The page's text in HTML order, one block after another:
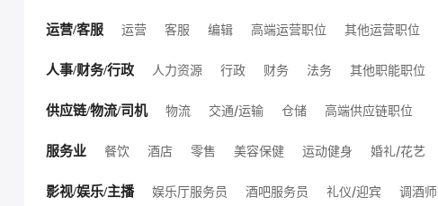
外贸销售
课程销售 医疗销售 其他销售职位
运营/客服 运营 客服 编辑 高端运营职位 其他运营职位
人事/财务/行政 人力资源 行政 财务 法务 其他职能职位
供应链/物流/司机 物流 交通/运输 仓储
高端供应链职位
服务业 餐饮 酒店 零售 美容保健 运动健身
婚礼/花艺
影视/娱乐/主播 娱乐厅服务员 酒吧服务员 礼仪/迎宾
调酒师